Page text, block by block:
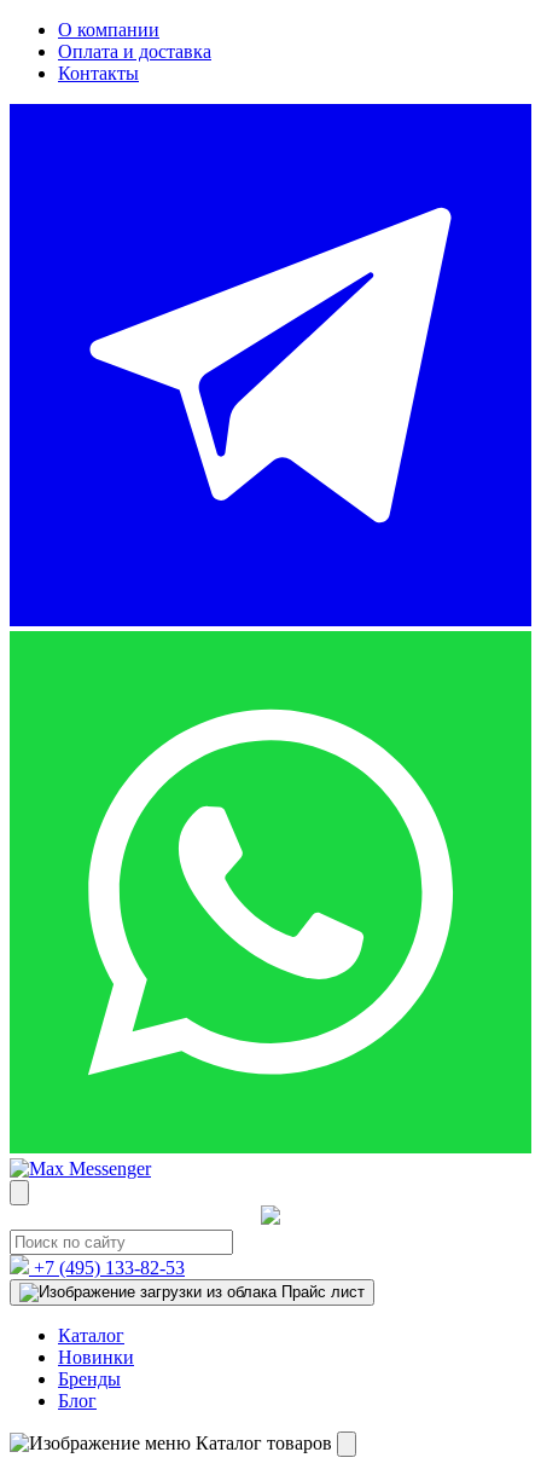
О компании
Оплата и доставка
Контакты
+7 (495) 133-82-53
Прайс лист
Каталог
Новинки
Бренды
Блог
Каталог товаров